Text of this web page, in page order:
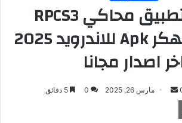
تحميل تطبيق محاكي RPCS3
Android مهكر Apk للاندرويد 2025
اصدار مجانا
أرسلمارس 26, 2025 0 5 دقائق